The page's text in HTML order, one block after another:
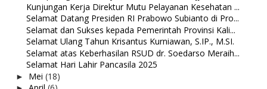
Kunjungan Kerja Direktur Mutu Pelayanan Kesehatan ...
Selamat Datang Presiden RI Prabowo Subianto di Pro...
Selamat dan Sukses kepada Pemerintah Provinsi Kali...
Selamat Ulang Tahun Krisantus Kurniawan, S.IP., M.SI.
Selamat atas Keberhasilan RSUD dr. Soedarso Meraih...
Selamat Hari Lahir Pancasila 2025
► Mei (18)